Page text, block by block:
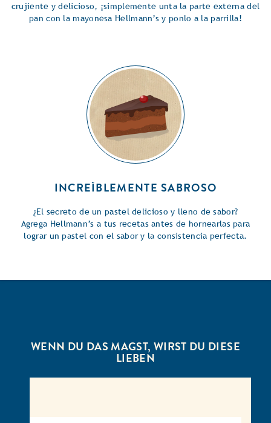
crujiente y delicioso, ¡simplemente unta la parte externa del
pan con la mayonesa Hellmann’s y ponlo a la parrilla!
INCREÍBLEMENTE SABROSO
¿El secreto de un pastel delicioso y lleno de sabor?
Agrega Hellmann’s a tus recetas antes de hornearlas para
lograr un pastel con el sabor y la consistencia perfecta.
WENN DU DAS MAGST, WIRST DU DIESE
LIEBEN